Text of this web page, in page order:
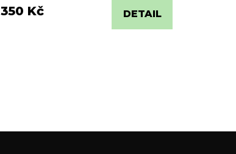
350 Kč DETAIL